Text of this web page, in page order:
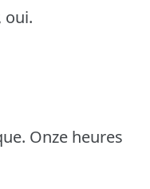
oui.
Onze heures